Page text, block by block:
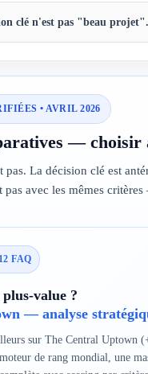
clé n'est pas "beau
• AVRIL 2026
—
La décision clé est
avec les mêmes
FAQ
value ?
— analyse
sur The Central Uptown
de rang mondial, une